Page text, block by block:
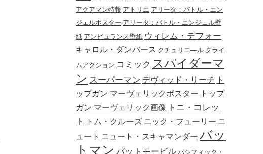
アクアマン特報 アトリエ アリータ：バトル・エン
ジェルポスター アリータ：バトル・エンジェル壁
紙 アンビュランス壁紙 ウィレム・デフォー
キャロル・ダンバース クチュリエ―ル クライ
ムアクション コミック スパイダーマ
ン スーパーマン デヴィッド・リーチ ト
ップガン マーヴェリックポスター トップ
ガン マーヴェリック画像 トニ・コレッ
ト
トム・クルーズ ニック・フューリー ニ
ュート ニュート・スキャマンダー バッ
トマン バットモービル パシフィック・